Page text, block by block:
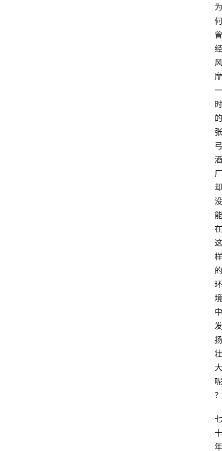
为
何
曾
经
风
靡
一
时
的
张
弓
酒
厂
却
没
能
在
这
样
的
环
境
中
发
扬
壮
大
呢
？
七
十
年